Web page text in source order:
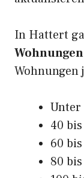
In Hattert
Wohnungen
Wohnungen
Unter
40
60
80